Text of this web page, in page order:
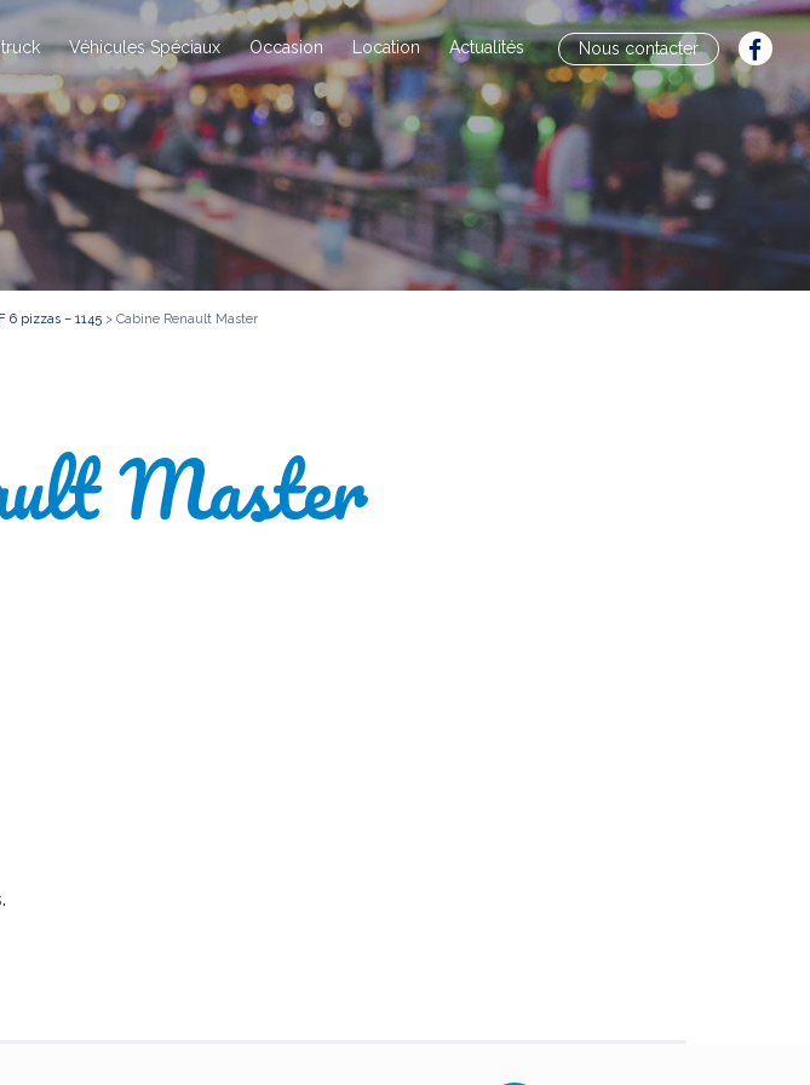
Véhicules Spéciaux Occasion Location Actualités Nous contacter
6 pizzas – 1145 > Cabine Renault Master
Master